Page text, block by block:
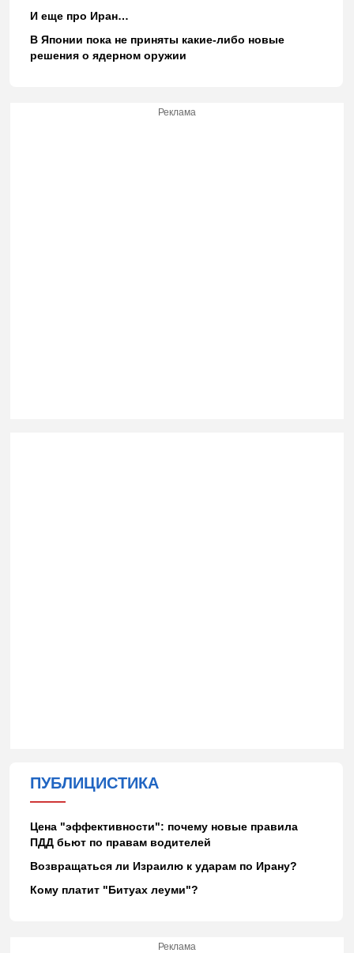
И еще про Иран…
В Японии пока не приняты какие-либо новые
решения о ядерном оружии
Реклама
ПУБЛИЦИСТИКА
Цена "эффективности": почему новые правила
ПДД бьют по правам водителей
Возвращаться ли Израилю к ударам по Ирану?
Кому платит "Битуах леуми"?
Реклама